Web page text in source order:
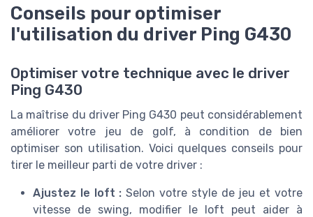
Conseils pour optimiser
l'utilisation du driver Ping G430
Optimiser votre technique avec le driver
Ping G430
La maîtrise du driver Ping G430 peut considérablement
améliorer votre jeu de golf, à condition de bien
optimiser son utilisation. Voici quelques conseils pour
tirer le meilleur parti de votre driver :
Ajustez le loft : Selon votre style de jeu et votre
vitesse de swing, modifier le loft peut aider à